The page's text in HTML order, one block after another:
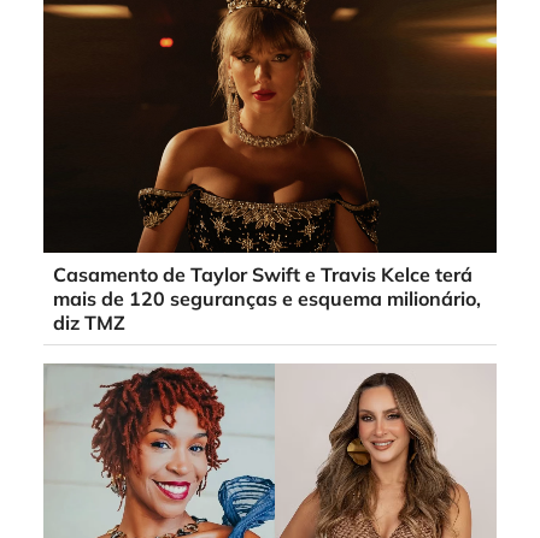
Casamento de Taylor Swift e Travis Kelce terá
mais de 120 seguranças e esquema milionário,
diz TMZ